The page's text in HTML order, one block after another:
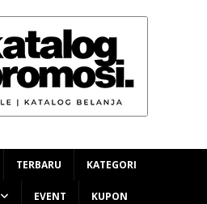
TERBARU KATEGORI
EVENT KUPON